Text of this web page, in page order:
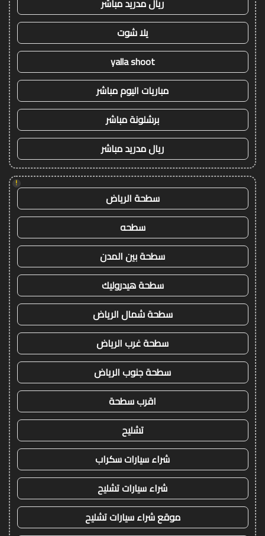
يلا شوت
yalla shoot
مباريات اليوم مباشر
برشلونة مباشر
ريال مدريد مباشر
!
سطحة الرياض
سطحه
سطحة بين المدن
سطحة هيدروليك
سطحة شمال الرياض
سطحة غرب الرياض
سطحة جنوب الرياض
اقرب سطحة
تشليح
شراء سيارات سكراب
شراء سيارات تشليح
موقع شراء سيارات تشليح